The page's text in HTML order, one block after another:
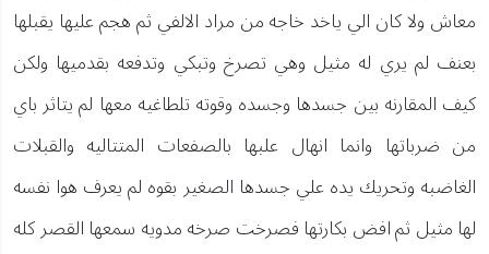
معاش ولا كان الي ياخد خاجه من مراد الالفي ثم هجم عليها يقبلها
بعنف لم يري له مثيل وهي تصرخ وتبكي وتدفعه بقدميها ولكن
كيف المقارنه بين جسدها وجسده وقوته تلطاغيه معها لم يتاثر باي
من ضرباتها وانما انهال علبها بالصفعات المتتاليه والقبلات
الغاضبه وتحريك يده علي جسدها الصغير بقوه لم يعرف هوا نفسه
لها مثيل ثم افض بكارتها فصرخت صرخه مدويه سمعها القصر كله